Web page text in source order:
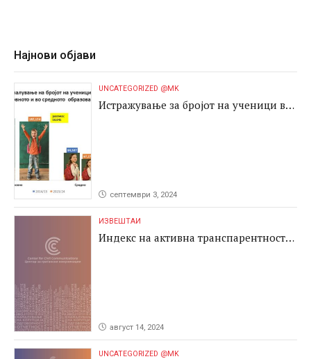
Најнови објави
UNCATEGORIZED @MK
Истражување за бројот на ученици во
септември 3, 2024
ИЗВЕШТАИ
Индекс на активна транспарентност
август 14, 2024
UNCATEGORIZED @MK